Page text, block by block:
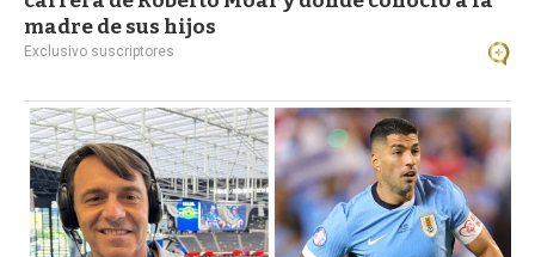
madre de sus hijos
Exclusivo suscriptores